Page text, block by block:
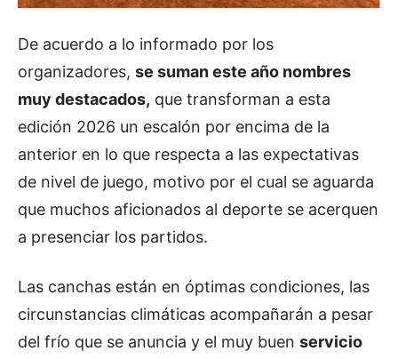
De acuerdo a lo informado por los
organizadores, se suman este año nombres
muy destacados, que transforman a esta
edición 2026 un escalón por encima de la
anterior en lo que respecta a las expectativas
de nivel de juego, motivo por el cual se aguarda
que muchos aficionados al deporte se acerquen
a presenciar los partidos.
Las canchas están en óptimas condiciones, las
circunstancias climáticas acompañarán a pesar
del frío que se anuncia y el muy buen servicio